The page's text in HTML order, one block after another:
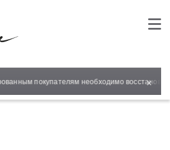
покупателям необходимо ×